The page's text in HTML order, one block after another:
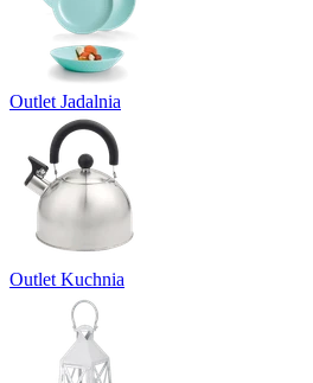
Outlet Jadalnia
Outlet Kuchnia